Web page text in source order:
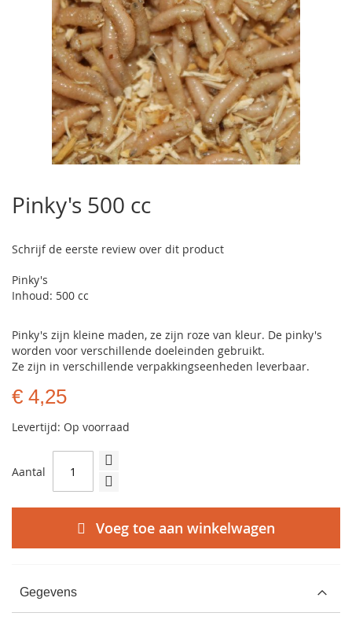
het
begin
de
gallerij
Pinky's 500 cc
Schrijf de eerste review over dit product
Pinky's
Inhoud: 500 cc
Pinky's zijn kleine maden, ze zijn roze van kleur. De pinky's
worden voor verschillende doeleinden gebruikt.
Ze zijn in verschillende verpakkingseenheden leverbaar.
€ 4,25
Levertijd: Op voorraad
Aantal
Voeg toe aan winkelwagen
Gegevens